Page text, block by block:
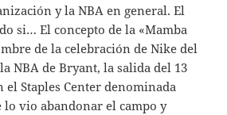
y la NBA en general. El
si… El concepto de la «Mamba
de la celebración de Nike del
NBA de Bryant, la salida del 13
el Staples Center denominada
lo vio abandonar el campo y